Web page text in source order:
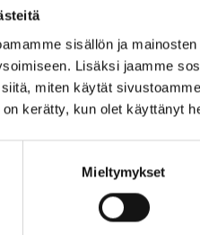
sisällön ja
Lisäksi jaamme
miten käytät
kerätty, kun olet käyttänyt
Mieltymykset
Korimalli
Maastoauto
Ensimmäinen
20.1.2026
Väri
Rekisterinumero
EVR-730